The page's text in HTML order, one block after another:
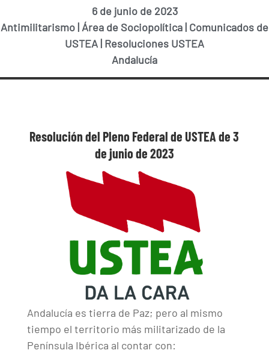
6 de junio de 2023
Antimilitarismo | Área de Sociopolítica | Comunicados de
USTEA | Resoluciones USTEA
Andalucía
Resolución del Pleno Federal de USTEA de 3
de junio de 2023
Andalucía es tierra de Paz; pero al mismo
tiempo el territorio más militarizado de la
Península Ibérica al contar con: